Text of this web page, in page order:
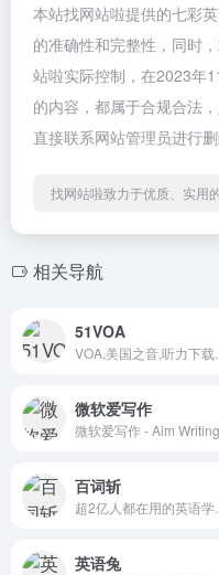
本站找网站啦提供的七彩
的准确性和完整性，同时
站啦实际控制，在2023年
的内容，都属于合规合法
直接联系网站管理员进行
找网站啦致力于优质、实用
相关导航
51VOA
VOA,美国之音,听力下载.
微软爱写作
微软爱写作 - Aim Writing
百词斩
英语兔